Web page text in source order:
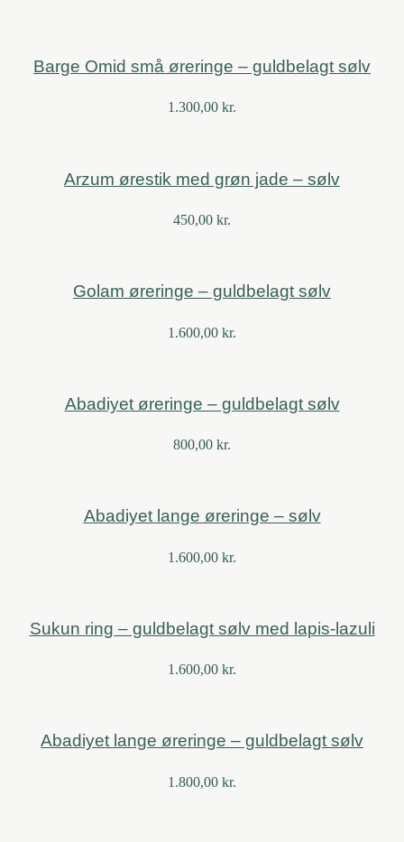
Barge Omid små øreringe – guldbelagt sølv
1.300,00 kr.
Arzum ørestik med grøn jade – sølv
450,00 kr.
Golam øreringe – guldbelagt sølv
1.600,00 kr.
Abadiyet øreringe – guldbelagt sølv
800,00 kr.
Abadiyet lange øreringe – sølv
1.600,00 kr.
Sukun ring – guldbelagt sølv med lapis-lazuli
1.600,00 kr.
Abadiyet lange øreringe – guldbelagt sølv
1.800,00 kr.